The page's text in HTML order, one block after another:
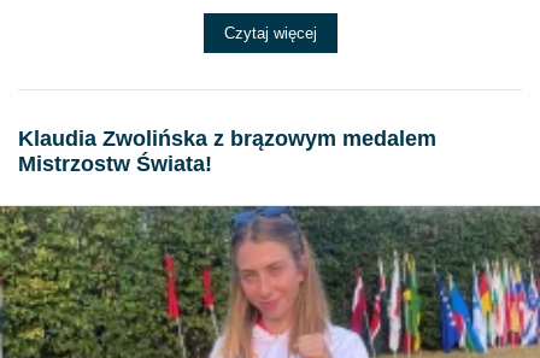
Czytaj więcej
Klaudia Zwolińska z brązowym medalem
Mistrzostw Świata!